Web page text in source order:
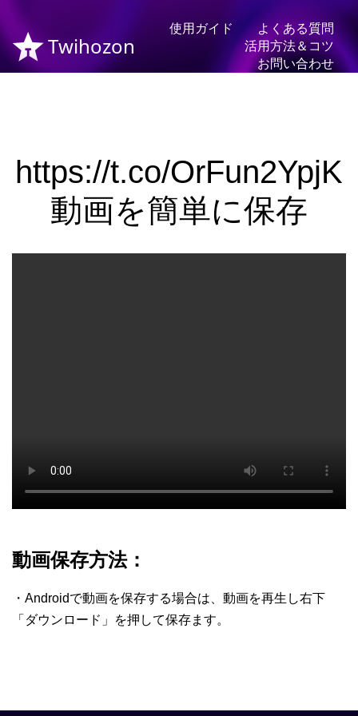
Twihozon
使用ガイド
よくある質問
活用方法＆コツ
お問い合わせ
https://t.co/OrFun2YpjK
動画を簡単に保存
動画保存方法：
・Androidで動画を保存する場合は、動画を再生し右下
「ダウンロード」を押して保存ます。